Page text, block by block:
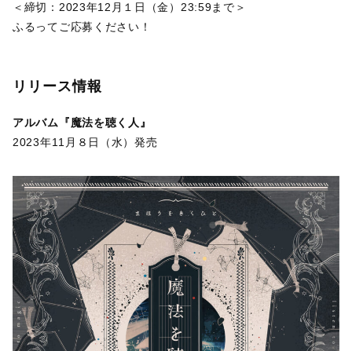
＜締切：2023年12月１日（金）23:59まで＞
ふるってご応募ください！
リリース情報
アルバム『魔法を聴く人』
2023年11月８日（水）発売